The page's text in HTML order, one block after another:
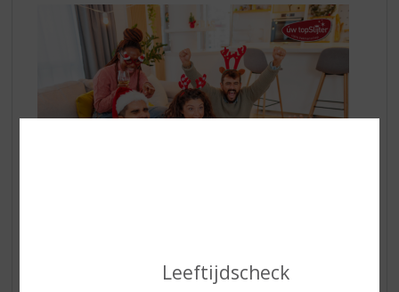
Leeftijdscheck